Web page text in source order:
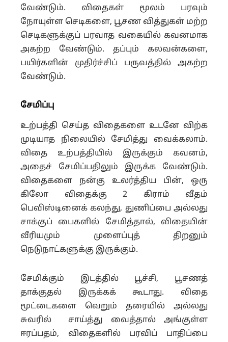
வேண்டும். விதைகள் மூலம் பரவும்
நோயுள்ள செடிகளை, பூசண வித்துகள் மற்ற
செடிகளுக்குப் பரவாத வகையில் கவனமாக
அகற்ற வேண்டும். தப்பும் கலவன்களை,
பயிர்களின் முதிர்ச்சிப் பருவத்தில் அகற்ற
வேண்டும்.
சேமிப்பு
உற்பத்தி செய்த விதைகளை உடனே விற்க
முடியாத நிலையில் சேமித்து வைக்கலாம்.
விதை உற்பத்தியில் இருக்கும் கவனம்,
அதைச் சேமிப்பதிலும் இருக்க வேண்டும்.
விதைகளை நன்கு உலர்த்திய பின், ஒரு
கிலோ விதைக்கு 2 கிராம் வீதம்
பெவிஸ்டினைக் கலந்து, துணிப்பை அல்லது
சாக்குப் பைகளில் சேமித்தால், விதையின்
வீரியமும் முளைப்புத் திறனும்
நெடுநாட்களுக்கு இருக்கும்.
சேமிக்கும் இடத்தில் பூச்சி, பூசணத்
தாக்குதல் இருக்கக் கூடாது. விதை
மூட்டைகளை வெறும் தரையில் அல்லது
சுவரில் சாய்த்து வைத்தால் அங்குள்ள
ஈரப்பதம், விதைகளில் பரவிப் பாதிப்பை